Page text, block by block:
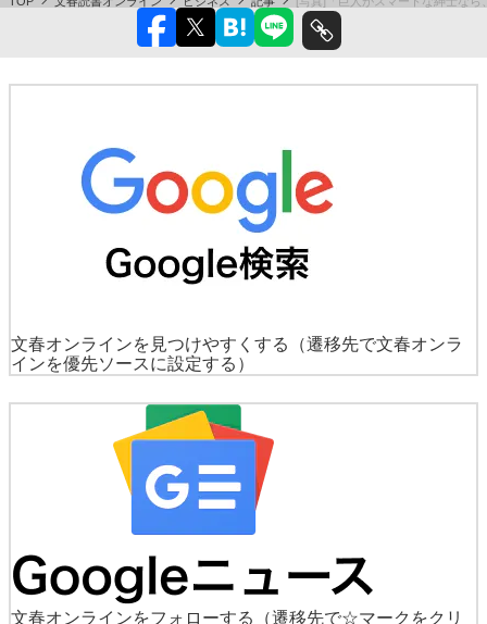
文春オンラインを見つけやすくする
（遷移先で文春オンラ
インを優先ソースに設定する）
文春オンラインをフォローする
（遷移先で☆マークをクリ